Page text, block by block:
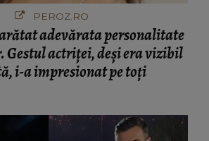
PEROZ.RO
adevărata personalitate
Gestul actriței, deși era vizibil
i-a impresionat pe toți